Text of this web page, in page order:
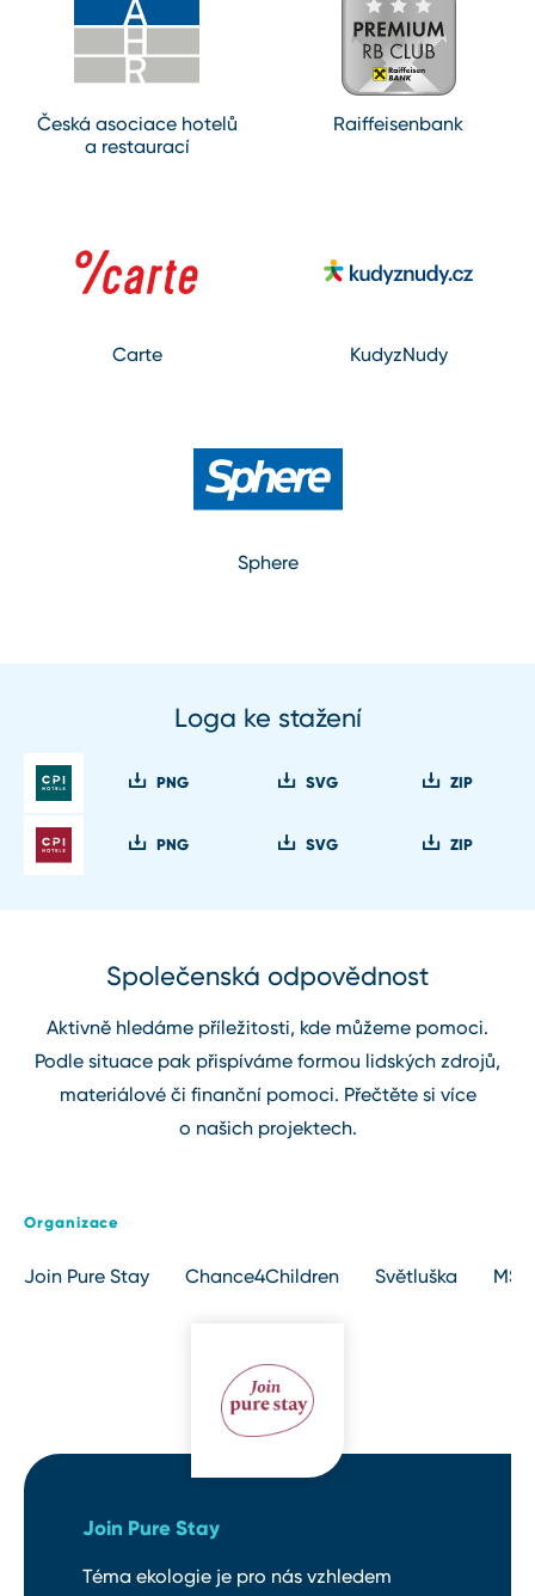
Česká asociace hotelů
a restaurací
Raiffeisenbank
Carte KudyzNudy
Sphere
Loga ke stažení
PNG SVG ZIP
PNG SVG ZIP
Společenská odpovědnost
Aktivně hledáme příležitosti, kde můžeme pomoci.
Podle situace pak přispíváme formou lidských zdrojů,
materiálové či finanční pomoci. Přečtěte si více
o našich projektech.
Organizace
Join Pure Stay Chance4Children Světluška MŠ
Join Pure Stay
Téma ekologie je pro nás vzhledem